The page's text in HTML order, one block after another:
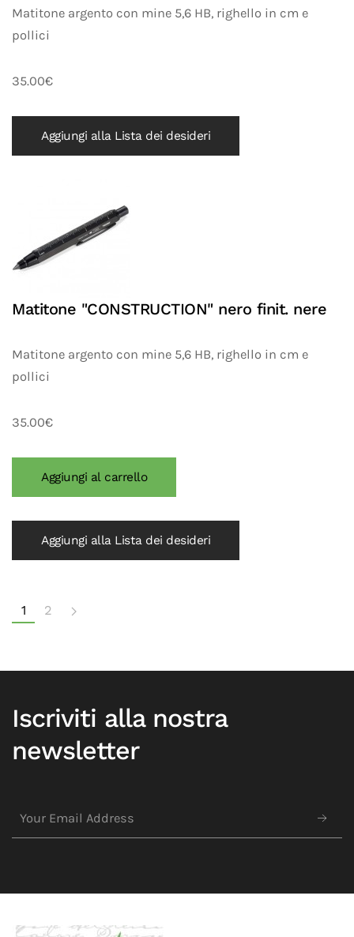
Matitone argento con mine 5,6 HB, righello in cm e
pollici
35.00€
Aggiungi alla Lista dei desideri
Matitone "CONSTRUCTION" nero finit. nere
Matitone argento con mine 5,6 HB, righello in cm e
pollici
35.00€
Aggiungi alla Lista dei desideri
1 2
Iscriviti alla nostra
newsletter